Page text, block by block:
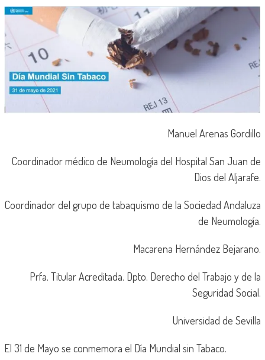
Manuel Arenas Gordillo
Coordinador médico de Neumología del Hospital San Juan de
Dios del Aljarafe.
Coordinador del grupo de tabaquismo de la Sociedad Andaluza
de Neumología.
Macarena Hernández Bejarano.
Prfa. Titular Acreditada. Dpto. Derecho del Trabajo y de la
Seguridad Social.
Universidad de Sevilla
El 31 de Mayo se conmemora el Día Mundial sin Tabaco.